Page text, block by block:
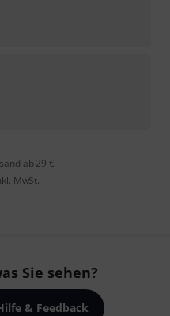
ab 29 €
MwSt.
Sie sehen?
& Feedback